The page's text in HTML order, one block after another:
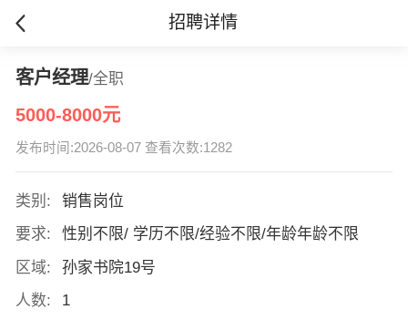
招聘详情
客户经理/全职
5000-8000元
发布时间:2026-08-07 查看次数:1282
类别:
销售岗位
要求:
性别不限/ 学历不限/经验不限/年龄年龄不限
区域:
孙家书院19号
人数:
1